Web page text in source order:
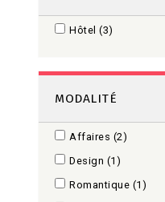
Hôtel (3)
MODALITÉ
Affaires (2)
Design (1)
Romantique (1)